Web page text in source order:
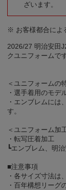
ざいます。
※ お客様都合によ
2026/27 明治安田
クユニフォームです
＜ユニフォームの
・選手着用のモデ
・エンブレムには
す。
＜ユニフォーム加
・転写圧着加工
┗エンブレム、明
■注意事項
・各サイズ寸法は
・百年構想リーグ